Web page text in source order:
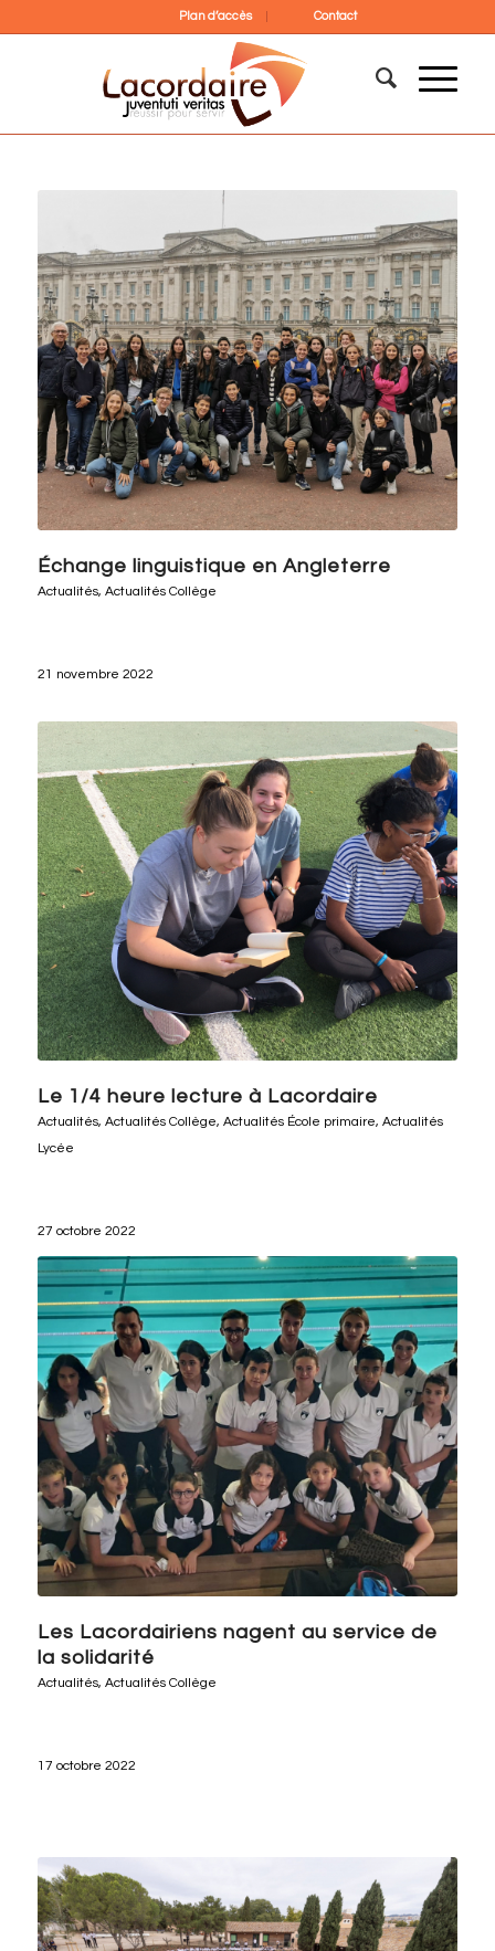
Plan d’accès Contact
Échange linguistique en Angleterre
Actualités, Actualités Collège
21 novembre 2022
Le 1/4 heure lecture à Lacordaire
Actualités, Actualités Collège, Actualités École primaire, Actualités
Lycée
27 octobre 2022
Les Lacordairiens nagent au service de
la solidarité
Actualités, Actualités Collège
17 octobre 2022